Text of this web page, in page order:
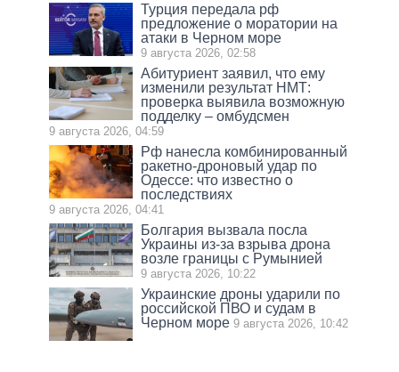
Турция передала рф
предложение о моратории на
атаки в Черном море
9 августа 2026, 02:58
Абитуриент заявил, что ему
изменили результат НМТ:
проверка выявила возможную
подделку – омбудсмен
9 августа 2026, 04:59
Рф нанесла комбинированный
ракетно-дроновый удар по
Одессе: что известно о
последствиях
9 августа 2026, 04:41
Болгария вызвала посла
Украины из-за взрыва дрона
возле границы с Румынией
9 августа 2026, 10:22
Украинские дроны ударили по
российской ПВО и судам в
Черном море 9 августа 2026, 10:42